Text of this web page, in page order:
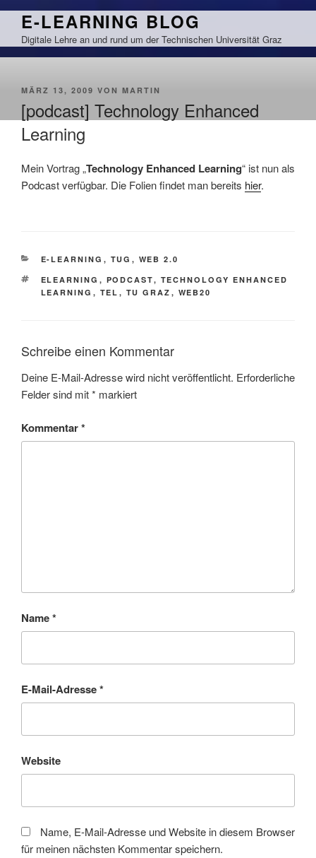
Zum
springen
E-LEARNING BLOG
Digitale Lehre an und rund um der Technischen Universität Graz
VERÖFFENTLICHT
MÄRZ 13, 2009 VON MARTIN
[podcast] Technology Enhanced
Learning
Mein Vortrag „Technology Enhanced Learning“ ist nun als
Podcast verfügbar. Die Folien findet man bereits hier.
KATEGORIEN
E-LEARNING , TUG , WEB 2.0
SCHLAGWÖRTER
ELEARNING , PODCAST, TECHNOLOGY ENHANCED
LEARNING , TEL , TU GRAZ , WEB20
Schreibe einen Kommentar
Deine E-Mail-Adresse wird nicht veröffentlicht. Erforderliche
Felder sind mit* markiert
Kommentar*
Name*
E-Mail-Adresse*
Website
Name, E-Mail-Adresse und Website in diesem Browser
für meinen nächsten Kommentar speichern.